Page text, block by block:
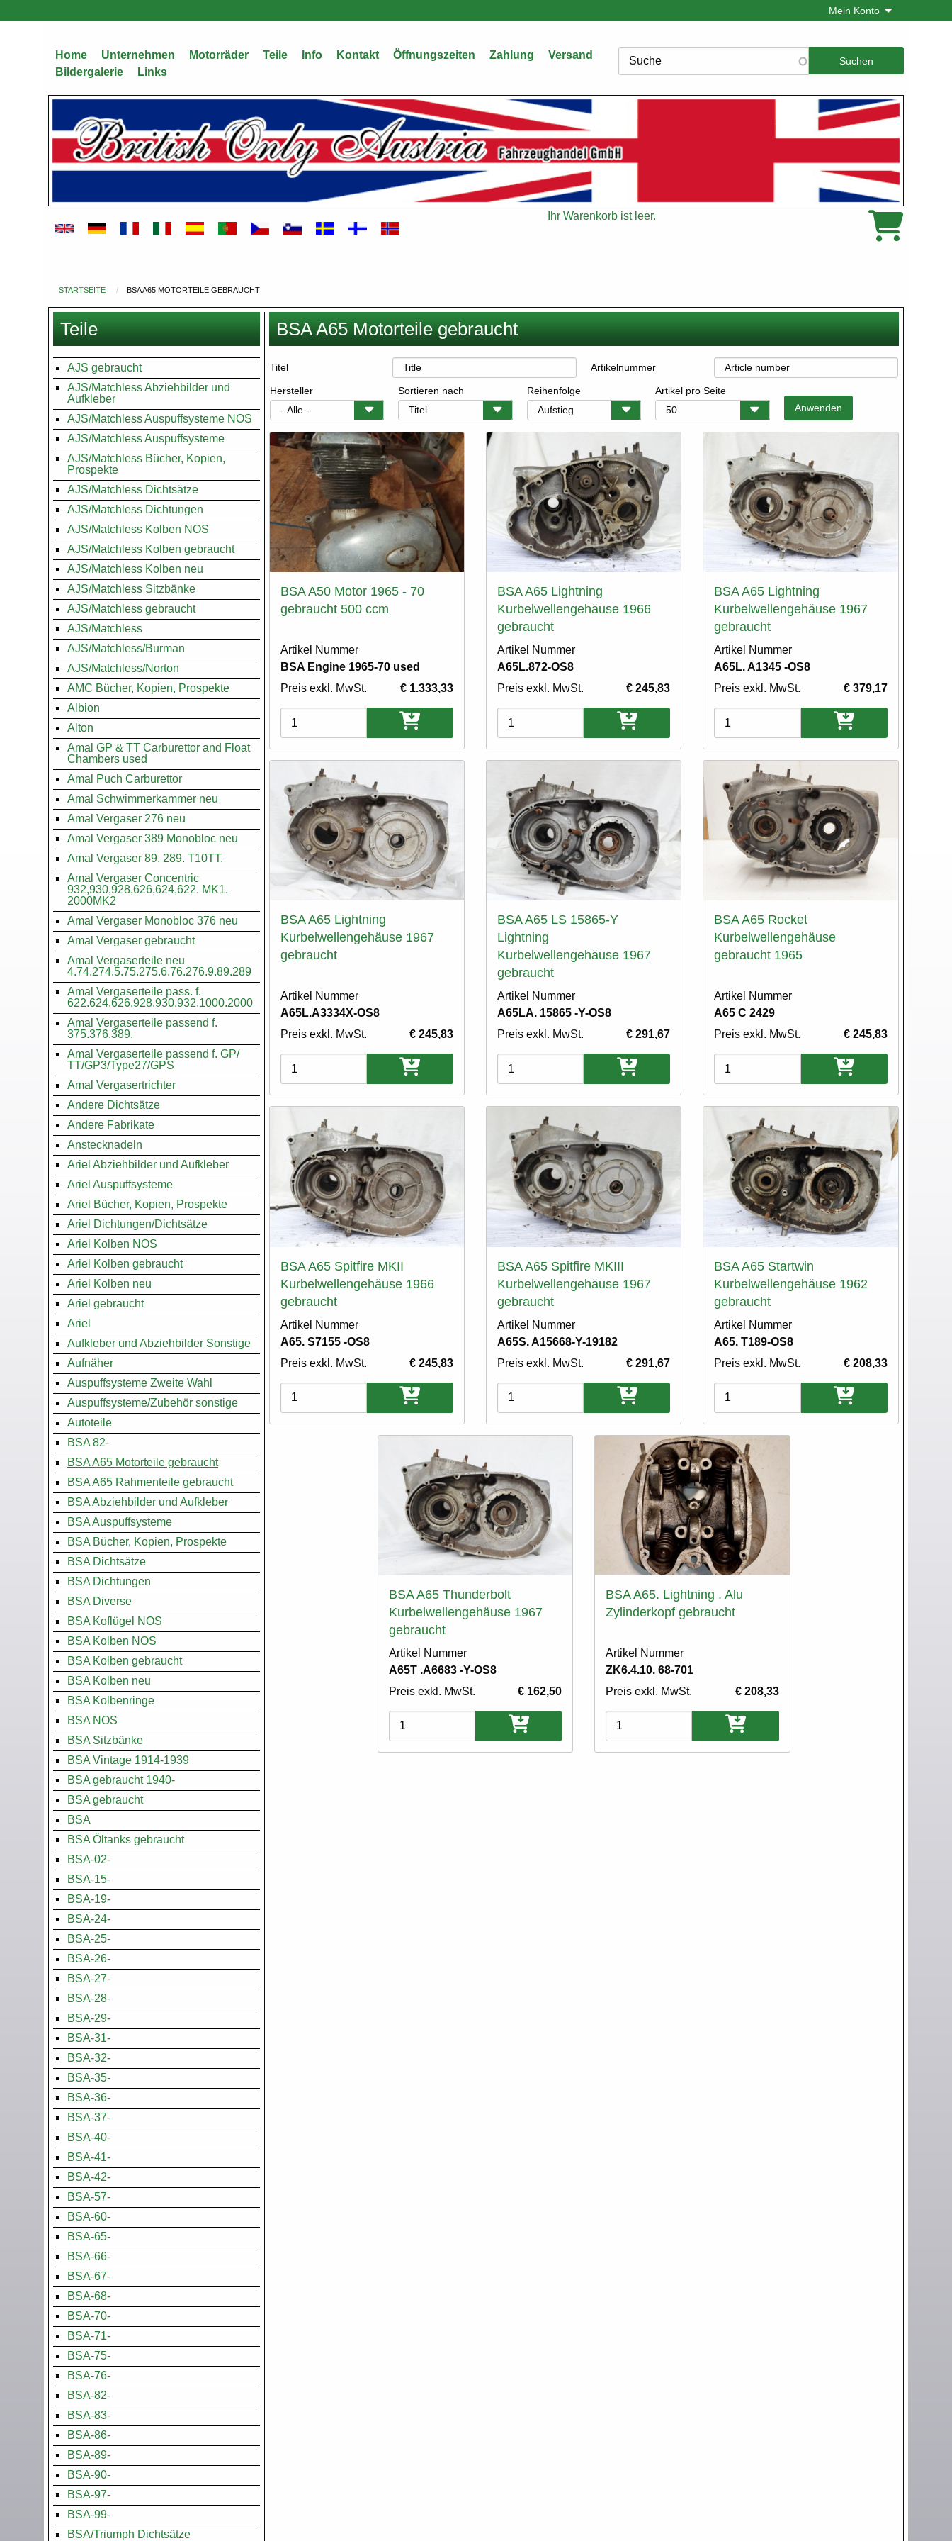
zum
Mein Konto
Home Unternehmen Motorräder Teile Info Kontakt Öffnungszeiten Zahlung
Versand
Bildergalerie
Links
Suche
Warenkorb
Ihr Warenkorb ist leer.
Du
bist
hier
STARTSEITE BSA A65 MOTORTEILE GEBRAUCHT
BSA A65 Motorteile gebraucht
Titel Artikelnummer
Hersteller Sortieren nach Reihenfolge Artikel pro Seite
BSA A50 Motor 1965 - 70
gebraucht 500 ccm
Artikel Nummer
BSA Engine 1965-70 used
Preis exkl. MwSt.
€ 1.333,33
Varianten
BSA A65 Lightning
Kurbelwellengehäuse 1966
gebraucht
Artikel Nummer
A65L.872-OS8
Preis exkl. MwSt.
€ 245,83
Varianten
BSA A65 Lightning
Kurbelwellengehäuse 1967
gebraucht
Artikel Nummer
A65L. A1345 -OS8
Preis exkl. MwSt.
€ 379,17
Varianten
BSA A65 Lightning
Kurbelwellengehäuse 1967
gebraucht
Artikel Nummer
A65L.A3334X-OS8
Preis exkl. MwSt.
€ 245,83
Varianten
BSA A65 LS 15865-Y
Lightning
Kurbelwellengehäuse 1967
gebraucht
Artikel Nummer
A65LA. 15865 -Y-OS8
Preis exkl. MwSt.
€ 291,67
Varianten
BSA A65 Rocket
Kurbelwellengehäuse
gebraucht 1965
Artikel Nummer
A65 C 2429
Preis exkl. MwSt.
€ 245,83
Varianten
BSA A65 Spitfire MKII
Kurbelwellengehäuse 1966
gebraucht
Artikel Nummer
A65. S7155 -OS8
Preis exkl. MwSt.
€ 245,83
Varianten
BSA A65 Spitfire MKIII
Kurbelwellengehäuse 1967
gebraucht
Artikel Nummer
A65S. A15668-Y-19182
Preis exkl. MwSt.
€ 291,67
Varianten
BSA A65 Startwin
Kurbelwellengehäuse 1962
gebraucht
Artikel Nummer
A65. T189-OS8
Preis exkl. MwSt.
€ 208,33
Varianten
BSA A65 Thunderbolt
Kurbelwellengehäuse 1967
gebraucht
Artikel Nummer
A65T .A6683 -Y-OS8
Preis exkl. MwSt.
€ 162,50
Varianten
BSA A65. Lightning . Alu
Zylinderkopf gebraucht
Artikel Nummer
ZK6.4.10. 68-701
Preis exkl. MwSt.
€ 208,33
Varianten
Teile
AJS gebraucht
AJS/Matchless Abziehbilder und
Aufkleber
AJS/Matchless Auspuffsysteme NOS
AJS/Matchless Auspuffsysteme
AJS/Matchless Bücher, Kopien,
Prospekte
AJS/Matchless Dichtsätze
AJS/Matchless Dichtungen
AJS/Matchless Kolben NOS
AJS/Matchless Kolben gebraucht
AJS/Matchless Kolben neu
AJS/Matchless Sitzbänke
AJS/Matchless gebraucht
AJS/Matchless
AJS/Matchless/Burman
AJS/Matchless/Norton
AMC Bücher, Kopien, Prospekte
Albion
Alton
Amal GP & TT Carburettor and Float
Chambers used
Amal Puch Carburettor
Amal Schwimmerkammer neu
Amal Vergaser 276 neu
Amal Vergaser 389 Monobloc neu
Amal Vergaser 89. 289. T10TT.
Amal Vergaser Concentric
932,930,928,626,624,622. MK1.
2000MK2
Amal Vergaser Monobloc 376 neu
Amal Vergaser gebraucht
Amal Vergaserteile neu
4.74.274.5.75.275.6.76.276.9.89.289
Amal Vergaserteile pass. f.
622.624.626.928.930.932.1000.2000
Amal Vergaserteile passend f.
375.376.389.
Amal Vergaserteile passend f. GP/
TT/GP3/Type27/GPS
Amal Vergasertrichter
Andere Dichtsätze
Andere Fabrikate
Anstecknadeln
Ariel Abziehbilder und Aufkleber
Ariel Auspuffsysteme
Ariel Bücher, Kopien, Prospekte
Ariel Dichtungen/Dichtsätze
Ariel Kolben NOS
Ariel Kolben gebraucht
Ariel Kolben neu
Ariel gebraucht
Ariel
Aufkleber und Abziehbilder Sonstige
Aufnäher
Auspuffsysteme Zweite Wahl
Auspuffsysteme/Zubehör sonstige
Autoteile
BSA 82-
BSA A65 Motorteile gebraucht
BSA A65 Rahmenteile gebraucht
BSA Abziehbilder und Aufkleber
BSA Auspuffsysteme
BSA Bücher, Kopien, Prospekte
BSA Dichtsätze
BSA Dichtungen
BSA Diverse
BSA Koflügel NOS
BSA Kolben NOS
BSA Kolben gebraucht
BSA Kolben neu
BSA Kolbenringe
BSA NOS
BSA Sitzbänke
BSA Vintage 1914-1939
BSA gebraucht 1940-
BSA gebraucht
BSA
BSA Öltanks gebraucht
BSA-02-
BSA-15-
BSA-19-
BSA-24-
BSA-25-
BSA-26-
BSA-27-
BSA-28-
BSA-29-
BSA-31-
BSA-32-
BSA-35-
BSA-36-
BSA-37-
BSA-40-
BSA-41-
BSA-42-
BSA-57-
BSA-60-
BSA-65-
BSA-66-
BSA-67-
BSA-68-
BSA-70-
BSA-71-
BSA-75-
BSA-76-
BSA-82-
BSA-83-
BSA-86-
BSA-89-
BSA-90-
BSA-97-
BSA-99-
BSA/Triumph Dichtsätze